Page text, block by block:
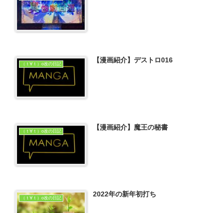
（ｔ∀ｔ）o改の日記 【漫画紹介】デストロ016
（ｔ∀ｔ）o改の日記 【漫画紹介】魔王の秘書
（ｔ∀ｔ）o改の日記 2022年の新年初打ち